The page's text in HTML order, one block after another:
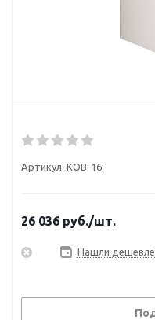
Артикул: КОВ-16
26 036 руб./шт.
Нашли